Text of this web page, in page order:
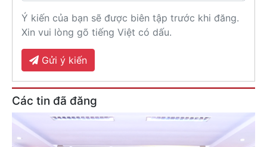
Ý kiến của bạn sẽ được biên tập trước khi đăng.
Xin vui lòng gõ tiếng Việt có dấu.
Gửi ý kiến
Các tin đã đăng